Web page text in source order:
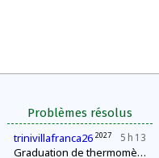
Problèmes résolus
5 h 13
trinivillafranca26 2027
Graduation de thermomètres